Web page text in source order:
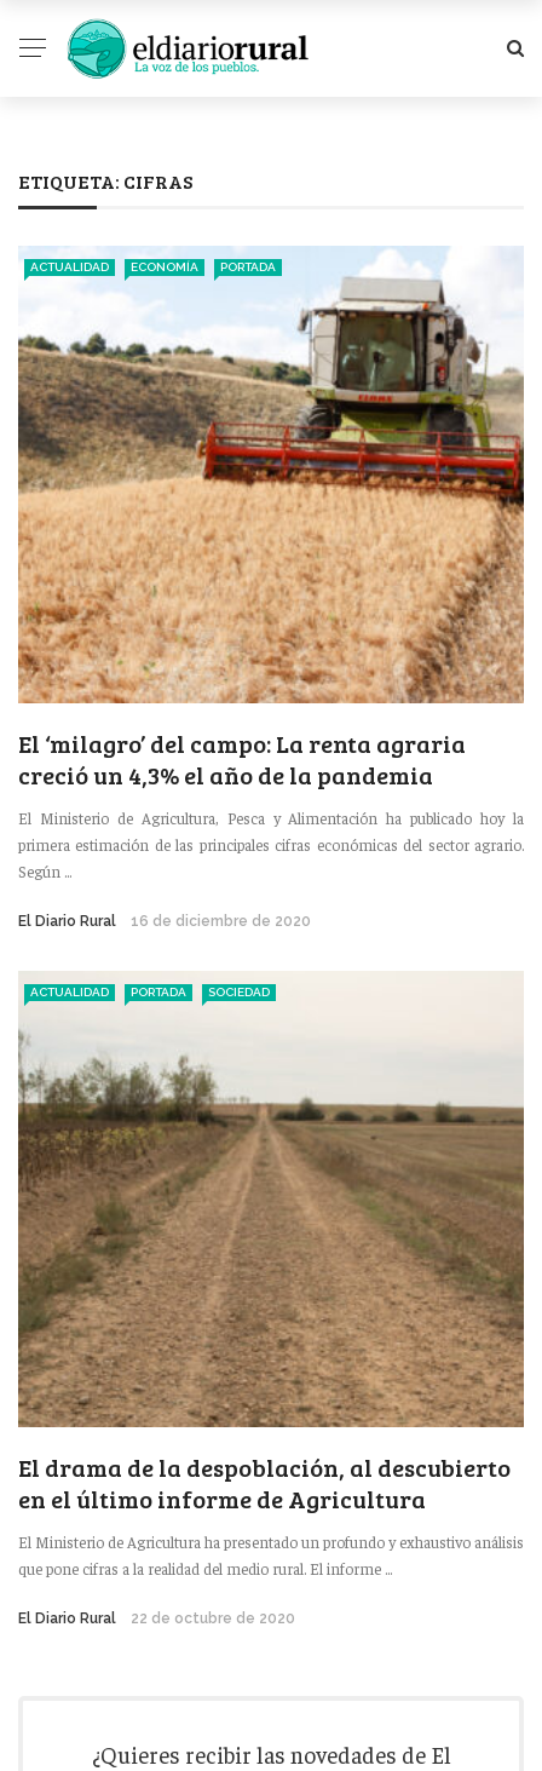
ETIQUETA: CIFRAS
ACTUALIDAD ECONOMÍA PORTADA
El ‘milagro’ del campo: La renta agraria
creció un 4,3% el año de la pandemia
El Ministerio de Agricultura, Pesca y Alimentación ha publicado hoy la
primera estimación de las principales cifras económicas del sector agrario.
Según ...
El Diario Rural 16 de diciembre de 2020
ACTUALIDAD PORTADA SOCIEDAD
El drama de la despoblación, al descubierto
en el último informe de Agricultura
El Ministerio de Agricultura ha presentado un profundo y exhaustivo análisis
que pone cifras a la realidad del medio rural. El informe ...
El Diario Rural 22 de octubre de 2020
¿Quieres recibir las novedades de El